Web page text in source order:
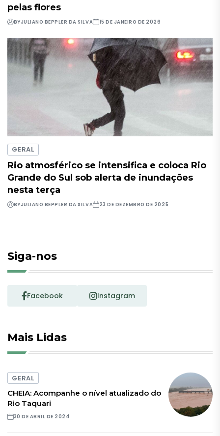
pelas flores
BYJULIANO BEPPLER DA SILVA 15 DE JANEIRO DE 2026
GERAL
Rio atmosférico se intensifica e coloca Rio
Grande do Sul sob alerta de inundações
nesta terça
BYJULIANO BEPPLER DA SILVA 23 DE DEZEMBRO DE 2025
Siga-nos
Facebook Instagram
Mais Lidas
GERAL
CHEIA: Acompanhe o nível atualizado do
Rio Taquari
30 DE ABRIL DE 2024